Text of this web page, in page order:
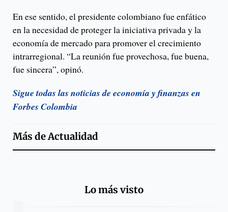
En ese sentido, el presidente colombiano fue enfático
en la necesidad de proteger la iniciativa privada y la
economía de mercado para promover el crecimiento
intrarregional. “La reunión fue provechosa, fue buena,
fue sincera”, opinó.
Sigue todas las noticias de economía y finanzas en
Forbes Colombia
Más deActualidad
Lo más visto